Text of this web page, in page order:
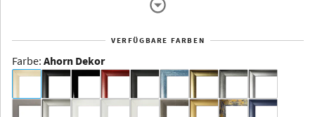
Dakota -
Rahmenloser
VERFÜGBARE FARBEN
Farbe: Ahorn Dekor